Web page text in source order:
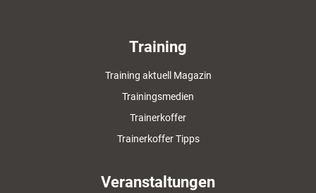
Training
Training aktuell Magazin
Trainingsmedien
Trainerkoffer
Trainerkoffer Tipps
Veranstaltungen